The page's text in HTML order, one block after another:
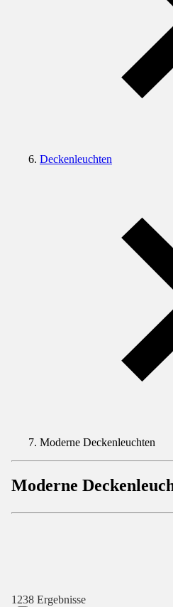
Deckenleuchten
Moderne Deckenleuchten
Moderne
1238 Ergebnisse